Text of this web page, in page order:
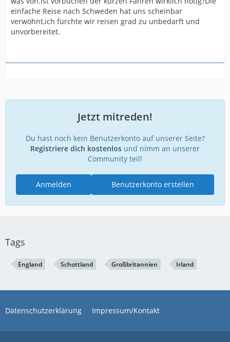
einfache Reise nach Schweden hat uns scheinbar
verwöhnt,ich fürchte wir reisen grad zu unbedarft und
unvorbereitet.
Jetzt mitreden!
Du hast noch kein Benutzerkonto auf unserer Seite?
Registriere dich kostenlos und nimm an unserer
Community teil!
Benutzerkonto erstellen
Anmelden
Tags
England Schottland Großbritannien Irland
Datenschutzerklärung Impressum/Kontakt